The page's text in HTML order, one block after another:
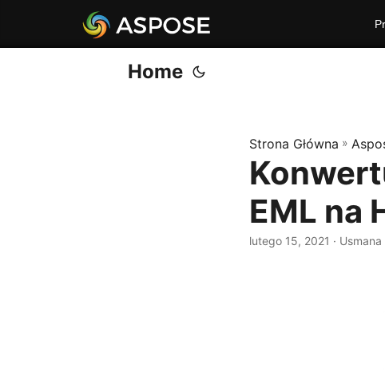
Home
Strona Główna »
EML na
lutego 15, 2021 ·